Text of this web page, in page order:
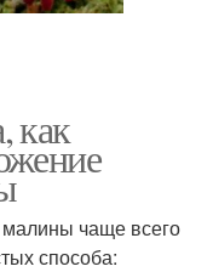
как
чаще всего
способа: